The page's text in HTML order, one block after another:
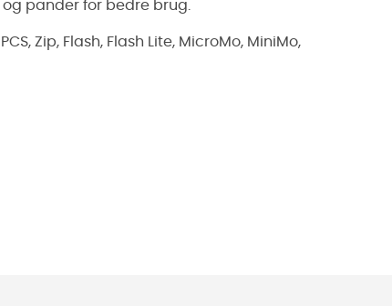
pander for bedre brug.
Zip, Flash, Flash Lite, MicroMo, MiniMo,